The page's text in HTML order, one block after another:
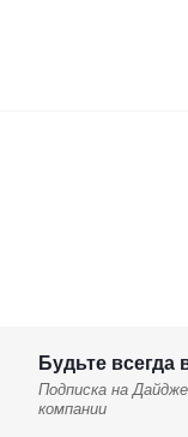
Будьте всегда
Подписка на
компании